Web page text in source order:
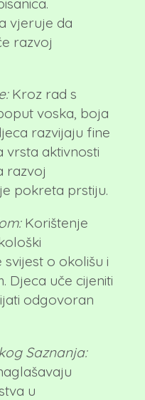
vjeruje da
razvoj
Kroz rad s
voska, boja
razvijaju fine
vrsta aktivnosti
razvoj
pokreta prstiju.
Korištenje
o okolišu i
Djeca uče cijeniti
odgovoran
Saznanja:
u